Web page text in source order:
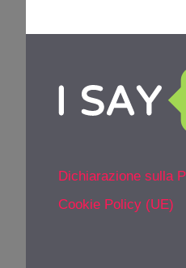
Dichiarazione sulla
Cookie Policy (UE)